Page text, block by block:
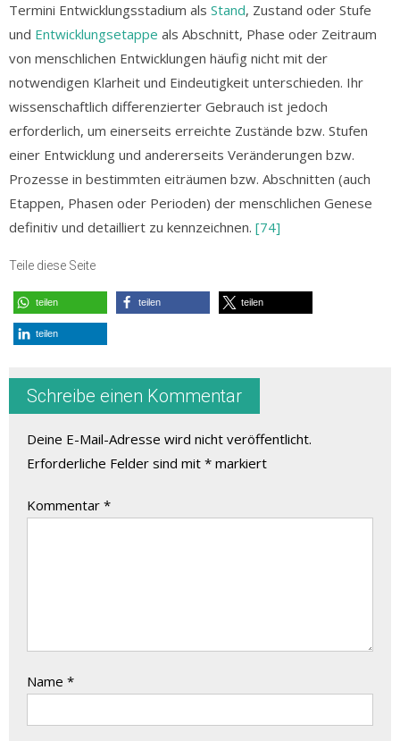
Termini Entwicklungsstadium als Stand, Zustand oder Stufe
und Entwicklungsetappe als Abschnitt, Phase oder Zeitraum
von menschlichen Entwicklungen häufig nicht mit der
notwendigen Klarheit und Eindeutigkeit unterschieden. Ihr
wissenschaftlich differenzierter Gebrauch ist jedoch
erforderlich, um einerseits erreichte Zustände bzw. Stufen
einer Entwicklung und andererseits Veränderungen bzw.
Prozesse in bestimmten eiträumen bzw. Abschnitten (auch
Etappen, Phasen oder Perioden) der menschlichen Genese
definitiv und detailliert zu kennzeichnen. [74]
Teile diese Seite
teilen teilen teilen
teilen
Schreibe einen Kommentar
Deine E-Mail-Adresse wird nicht veröffentlicht.
Erforderliche Felder sind mit * markiert
Kommentar *
Name *